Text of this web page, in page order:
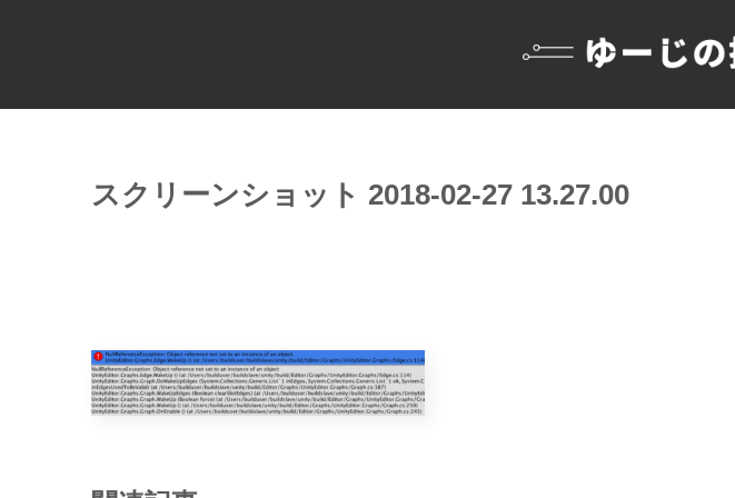
スクリーンショット 2018-02-27 13.27.00